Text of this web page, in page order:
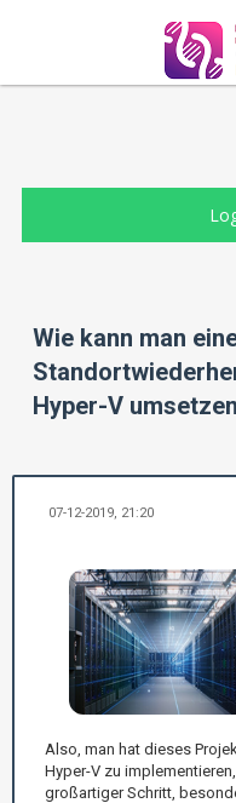
Wie kann man
Hyper-V
07-12-2019, 21:20
Also, man hat dieses
Hyper-V zu
großartiger Schritt,